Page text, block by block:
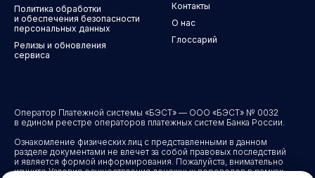
Политика обработки
и обеспечения безопасности
персональных данных
Релизы и обновления
сервиса
Контакты
О нас
Глоссарий
Оператор Платежной системы «БЭСТ» — ООО «БЭСТ» № 0032
в едином реестре операторов платежных систем Банка России.
Ознакомление физических лиц с представленными в данном
разделе документами не влечет за собой правовых последствий
и является формой информирования. Пожалуйста, внимательно
изучите Условия осуществления денежных переводов в рамках